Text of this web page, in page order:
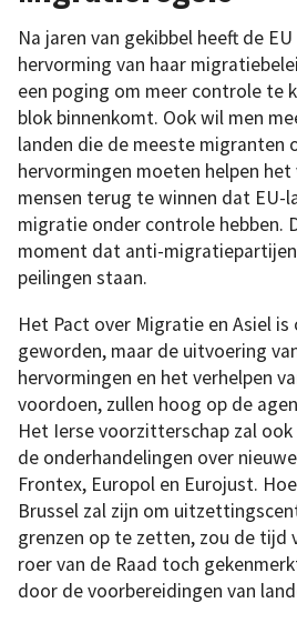
Na jaren van gekibbel heeft de
hervorming van haar
een poging om meer controle te
blok binnenkomt. Ook wil men
landen die de meeste migranten
hervormingen moeten helpen
mensen terug te winnen dat EU-
migratie onder controle hebben.
moment dat anti-
peilingen staan.
Het Pact over Migratie en Asiel is
geworden, maar de uitvoering
hervormingen en het verhelpen
voordoen, zullen hoog op de
Het Ierse voorzitterschap zal
de onderhandelingen over
Frontex, Europol en Eurojust.
Brussel zal zijn om
grenzen op te zetten, zou de tijd
roer van de Raad toch
door de voorbereidingen van